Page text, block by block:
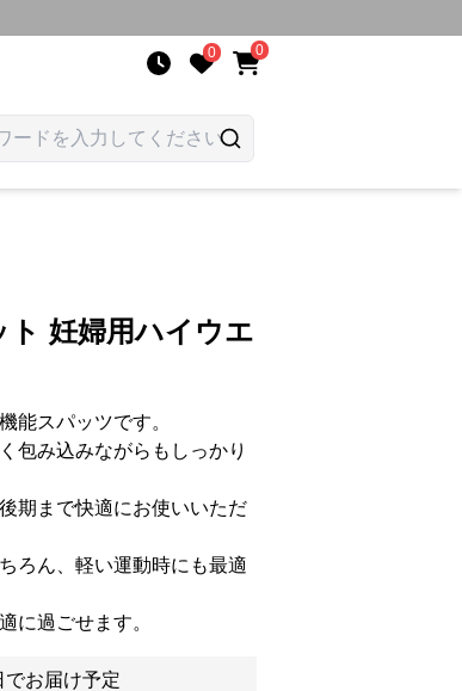
0 0
妊婦用ハイウエ
能スパッツです。
包み込みながらもしっかり
期まで快適にお使いいただ
ろん、軽い運動時にも最適
に過ごせます。
でお届け予定